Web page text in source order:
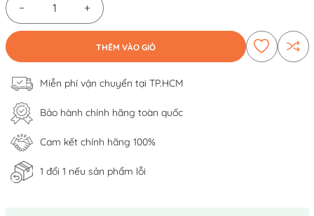
− +
THÊM VÀO GIỎ
Miễn phí vận chuyển tại TP.HCM
Bảo hành chính hãng toàn quốc
Cam kết chính hãng 100%
1 đổi 1 nếu sản phẩm lỗi